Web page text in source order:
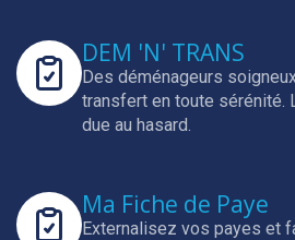
DEM 'N' TRANS
Des déménageurs
transfert en toute sérénité.
due au hasard.
Ma Fiche de Paye
Externalisez vos payes et